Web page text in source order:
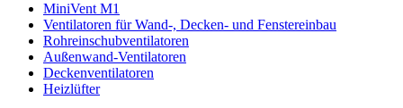
MiniVent M1
Ventilatoren für Wand-, Decken- und Fenstereinbau
Rohreinschubventilatoren
Außenwand-Ventilatoren
Deckenventilatoren
Heizlüfter